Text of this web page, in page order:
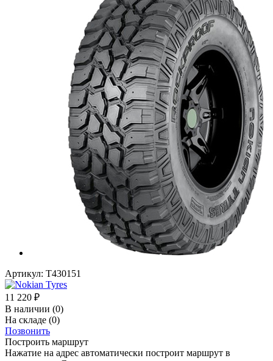
Артикул: T430151
11 220 ₽
В наличии (0)
На складе (0)
Позвонить
Построить маршрут
Нажатие на адрес автоматически построит маршрут в